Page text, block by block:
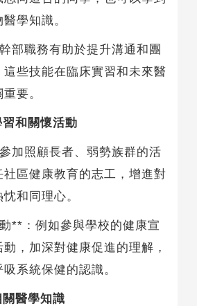
學知識。
部職務有助於提升溝通和團
這些技能在臨床實習和未來醫
要。
和關懷活動
加照顧長者、弱勢族群的活
區健康教育的志工，增進對
和同理心。
**：例如參與學校的健康宣
，加深對健康促進的理解，
系統保健的認識。
醫學知識